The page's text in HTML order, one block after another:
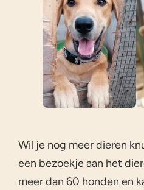
Wil je nog meer dieren
een bezoekje aan het
meer dan 60 honden en